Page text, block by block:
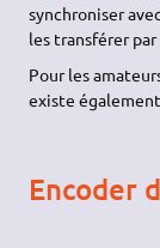
synchroniser
les transférer par
Pour les
existe
Encoder